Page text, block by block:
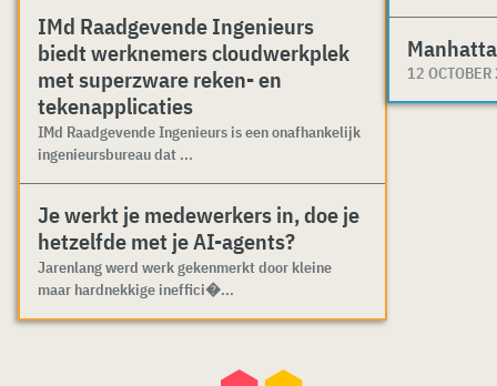
IMd Raadgevende Ingenieurs
biedt werknemers cloudwerkplek
met superzware reken- en
tekenapplicaties
IMd Raadgevende Ingenieurs is een onafhankelijk
ingenieursbureau dat ...
Je werkt je medewerkers in, doe je
hetzelfde met je AI-agents?
Jarenlang werd werk gekenmerkt door kleine
maar hardnekkige ineffici�...
12